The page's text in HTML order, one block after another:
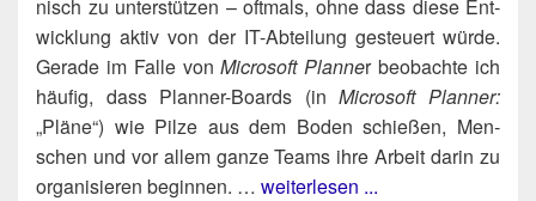
nisch zu unter­stüt­zen – oft­mals, ohne dass die­se Ent­
wick­lung aktiv von der IT-Abtei­lung gesteu­ert wür­de.
Gera­de im Fal­le vonMicro­soft Plan­ner beob­ach­te ich
häu­fig, dass Plan­ner-Boards (inMicro­soft Plan­ner:
„Plä­ne“) wie Pil­ze aus dem Boden schie­ßen, Men­
schen und vor allem gan­ze Teams ihre Arbeit dar­in zu
orga­ni­sie­ren begin­nen. … weiterlesen ...